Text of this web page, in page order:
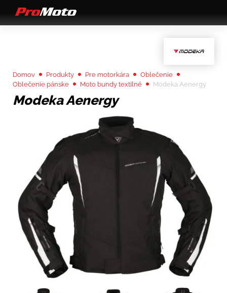
Domov Produkty Pre motorkára
Oblečenie
Oblečenie pánske
Moto bundy textilné Modeka Aenergy
Modeka Aenergy